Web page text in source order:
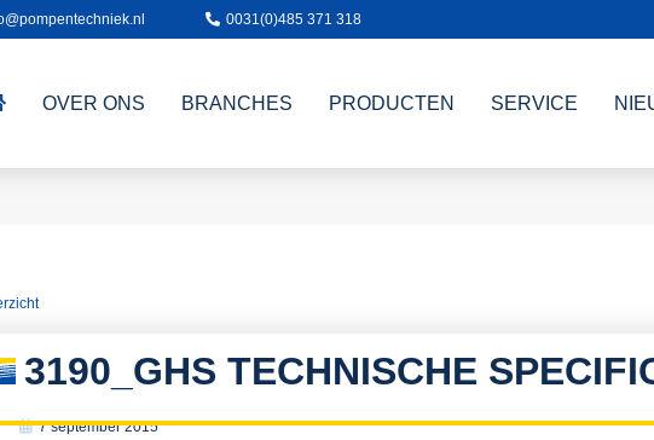
0031(0)485 371 318
OVER ONS BRANCHES PRODUCTEN SERVICE
3190_GHS TECHNISCHE
7 september 2015